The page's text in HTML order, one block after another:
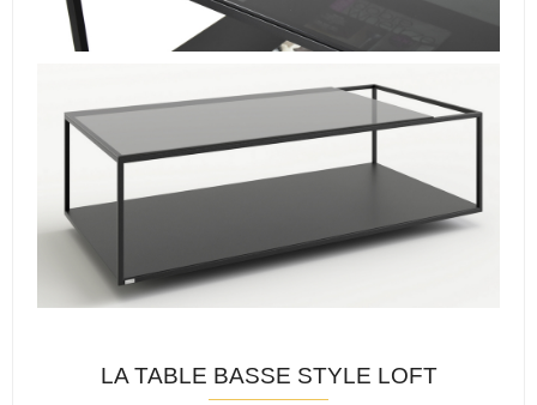
LA TABLE BASSE STYLE LOFT